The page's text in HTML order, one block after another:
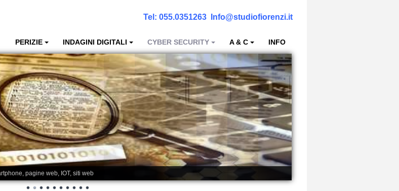
Tel: 055.0351263 Info@studiofiorenzi.it
PERIZIE INDAGINI DIGITALI CYBER SECURITY A & C INFO
pagine web, IOT, siti web